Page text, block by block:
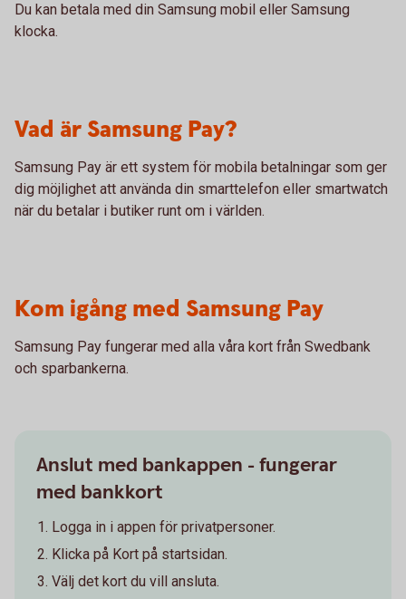
Du kan betala med din Samsung mobil eller Samsung
klocka.
Vad är Samsung Pay?
Samsung Pay är ett system för mobila betalningar som ger
dig möjlighet att använda din smarttelefon eller smartwatch
när du betalar i butiker runt om i världen.
Kom igång med Samsung Pay
Samsung Pay fungerar med alla våra kort från Swedbank
och sparbankerna.
Anslut med bankappen - fungerar
med bankkort
Logga in i appen för privatpersoner.
Klicka på Kort på startsidan.
Välj det kort du vill ansluta.